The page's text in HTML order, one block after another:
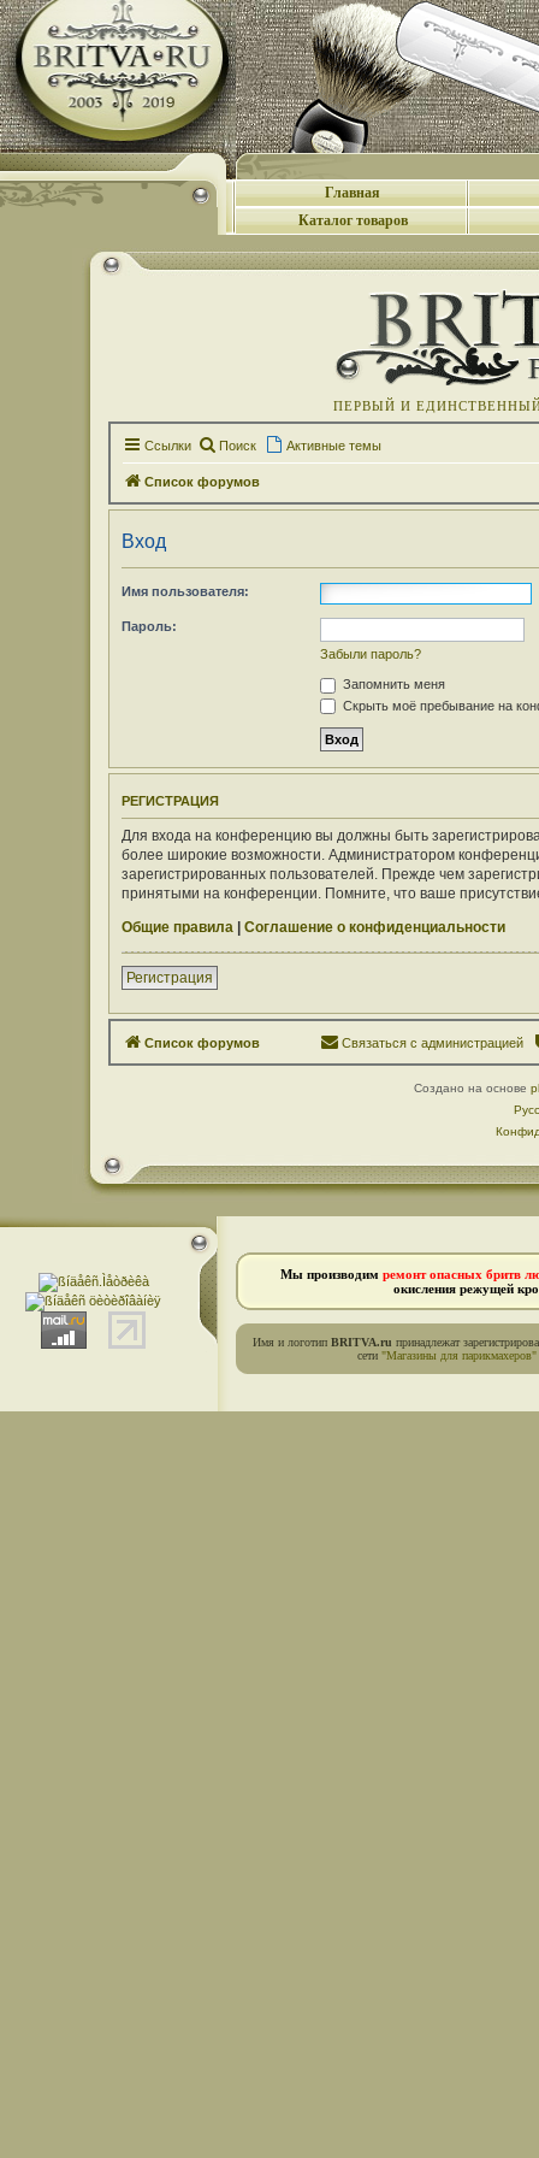
Главная
Каталог товаров
ПЕРВЫЙ И
Ссылки Поиск Активные темы
Список форумов
Вход
Имя пользователя:
Пароль:
Забыли пароль?
Запомнить меня
Скрыть моё пребывание на
РЕГИСТРАЦИЯ
Для входа на конференцию вы должны быть
более широкие возможности. Администратором
зарегистрированных пользователей. Прежде чем
принятыми на конференции. Помните, что ваше
Общие правила | Соглашение о конфиденциальности
Регистрация
Список форумов Связаться с администрацией
Создано на основе
Мы производим ремонт опасных бритв
окисления режущей
Имя и логотип BRITVA.ru принадлежат
сети "Магазины для парикмахеров"